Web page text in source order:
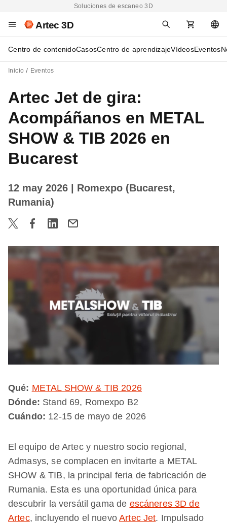
Soluciones de escaneo 3D
Artec 3D
Centro de contenidoCasosCentro de aprendizajeVídeosEventos
Inicio Eventos
Artec Jet de gira:
Acompáñanos en METAL
SHOW & TIB 2026 en
Bucarest
12 may 2026
| Romexpo (Bucarest,
Rumania)
Qué: METAL SHOW & TIB 2026
Dónde: Stand 69, Romexpo B2
Cuándo: 12-15 de mayo de 2026
El equipo de Artec y nuestro socio regional,
Admasys, se complacen en invitarte a METAL
SHOW & TIB, la principal feria de fabricación de
Rumania. Esta es una oportunidad única para
descubrir la versátil gama de escáneres 3D de
Artec, incluyendo el nuevoArtec Jet. Impulsado